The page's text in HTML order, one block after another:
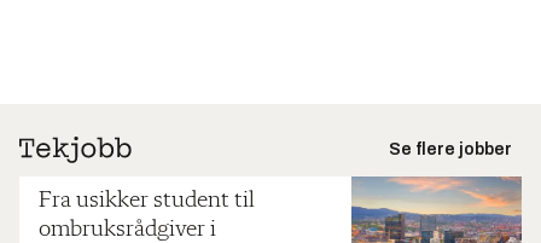
Se flere jobber
Fra usikker student til
ombruksrådgiver i